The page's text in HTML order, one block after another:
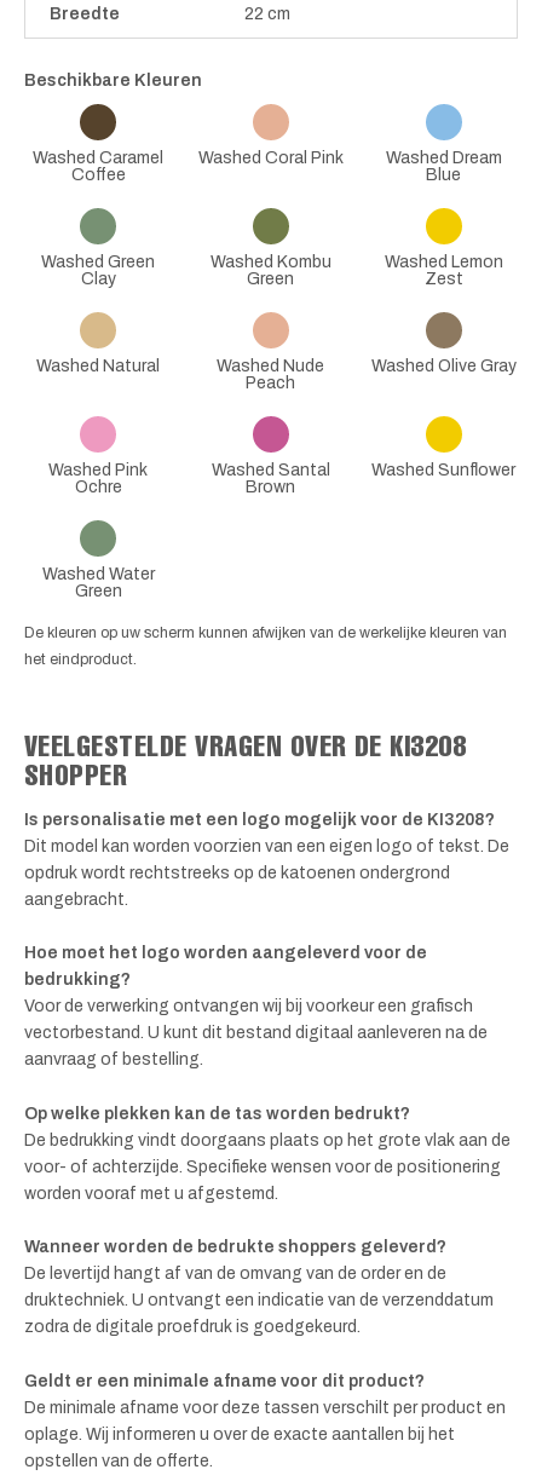
Breedte 22 cm
Beschikbare Kleuren
Washed Caramel
Coffee
Washed Coral Pink
Washed Dream
Blue
Washed Green
Clay
Washed Kombu
Green
Washed Lemon
Zest
Washed Natural
Washed Nude
Peach
Washed Olive Gray
Washed Pink
Ochre
Washed Santal
Brown
Washed Sunflower
Washed Water
Green
De kleuren op uw scherm kunnen afwijken van de werkelijke kleuren van
het eindproduct.
VEELGESTELDE VRAGEN OVER DE KI3208
SHOPPER
Is personalisatie met een logo mogelijk voor de KI3208?
Dit model kan worden voorzien van een eigen logo of tekst. De
opdruk wordt rechtstreeks op de katoenen ondergrond
aangebracht.
Hoe moet het logo worden aangeleverd voor de
bedrukking?
Voor de verwerking ontvangen wij bij voorkeur een grafisch
vectorbestand. U kunt dit bestand digitaal aanleveren na de
aanvraag of bestelling.
Op welke plekken kan de tas worden bedrukt?
De bedrukking vindt doorgaans plaats op het grote vlak aan de
voor- of achterzijde. Specifieke wensen voor de positionering
worden vooraf met u afgestemd.
Wanneer worden de bedrukte shoppers geleverd?
De levertijd hangt af van de omvang van de order en de
druktechniek. U ontvangt een indicatie van de verzenddatum
zodra de digitale proefdruk is goedgekeurd.
Geldt er een minimale afname voor dit product?
De minimale afname voor deze tassen verschilt per product en
oplage. Wij informeren u over de exacte aantallen bij het
opstellen van de offerte.